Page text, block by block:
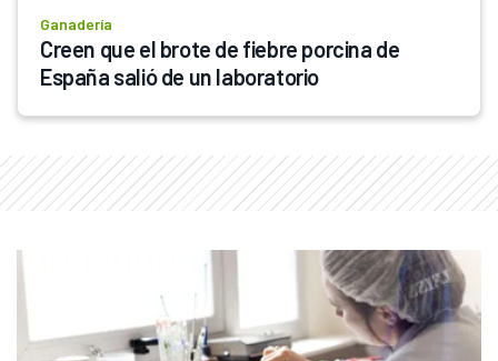
Ganadería
Creen que el brote de fiebre porcina de
España salió de un laboratorio